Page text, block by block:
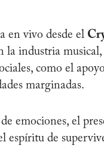
en vivo desde el
la industria
como el
marginadas.
emociones, el
espíritu de